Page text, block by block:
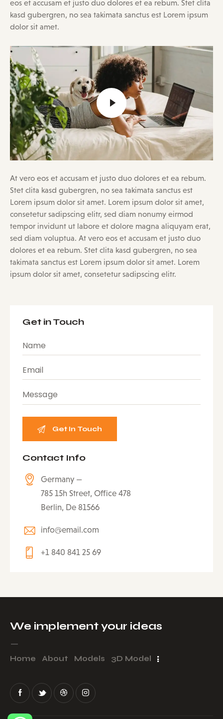
eos et accusam et justo duo dolores et ea rebum. Stet clita
kasd gubergren, no sea takimata sanctus est Lorem ipsum
dolor sit amet.
At vero eos et accusam et justo duo dolores et ea rebum.
Stet clita kasd gubergren, no sea takimata sanctus est
Lorem ipsum dolor sit amet. Lorem ipsum dolor sit amet,
consetetur sadipscing elitr, sed diam nonumy eirmod
tempor invidunt ut labore et dolore magna aliquyam erat,
sed diam voluptua. At vero eos et accusam et justo duo
dolores et ea rebum. Stet clita kasd gubergren, no sea
takimata sanctus est Lorem ipsum dolor sit amet. Lorem
ipsum dolor sit amet, consetetur sadipscing elitr.
Get in Touch
Contact Info
Germany —
785 15h Street, Office 478
Berlin, De 81566
info@email.com
+1 840 841 25 69
We implement your ideas​
Home About Models 3D Model